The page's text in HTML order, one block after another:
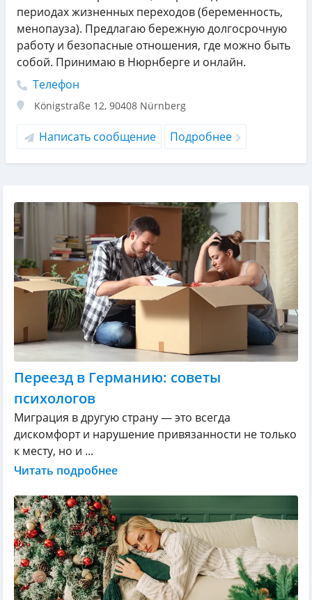
периодах жизненных переходов (беременность,
менопауза). Предлагаю бережную долгосрочную
работу и безопасные отношения, где можно быть
собой. Принимаю в Нюрнберге и онлайн.
Телефон
Königstraße 12, 90408 Nürnberg
Написать сообщение Подробнее
Переезд в Германию: советы
психологов
Миграция в другую страну — это всегда
дискомфорт и нарушение привязанности не только
к месту, но и ...
Читать подробнее